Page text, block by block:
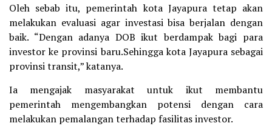
Oleh sebab itu, pemerintah kota Jayapura tetap akan
melakukan evaluasi agar investasi bisa berjalan dengan
baik. “Dengan adanya DOB ikut berdampak bagi para
investor ke provinsi baru.Sehingga kota Jayapura sebagai
provinsi transit,” katanya.
Ia mengajak masyarakat untuk ikut membantu
pemerintah mengembangkan potensi dengan cara
melakukan pemalangan terhadap fasilitas investor.